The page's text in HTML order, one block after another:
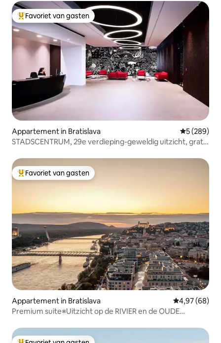
Topfavoriet van gasten
Favoriet van gasten
Appartement in Bratislava
5 (289)
STADSCENTRUM, 29e verdieping-geweldig uitzicht, gratis
Topfavoriet van gasten
Favoriet van gasten
Appartement in Bratislava Gemiddelde
4,97 (68)
Premium suite※Uitzicht op de RIVIER en de OUDE